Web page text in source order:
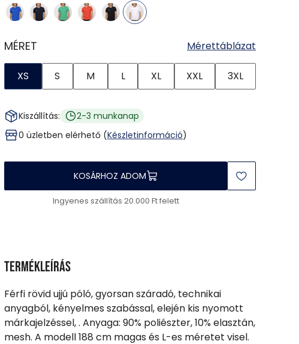
MÉRET Mérettáblázat
XS S M L XL XXL 3XL
Kiszállítás:
2-3 munkanap
0 üzletben elérhető (Készletinformáció)
KOSÁRHOZ ADOM
Ingyenes szállítás 20.000 Ft felett
Termékleírás
Férfi rövid ujjú póló, gyorsan száradó, technikai
anyagból, kényelmes szabással, elején kis nyomott
márkajelzéssel, . Anyaga: 90% poliészter, 10% elasztán,
mesh. A modell 188 cm magas és L-es méretet visel.